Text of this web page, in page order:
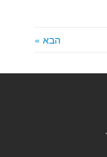
הבא »